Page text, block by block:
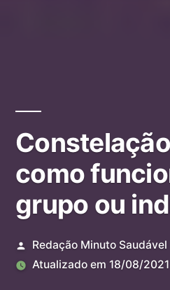
como
grupo ou
Redação Minuto Saudável
Atualizado em 18/08/2021